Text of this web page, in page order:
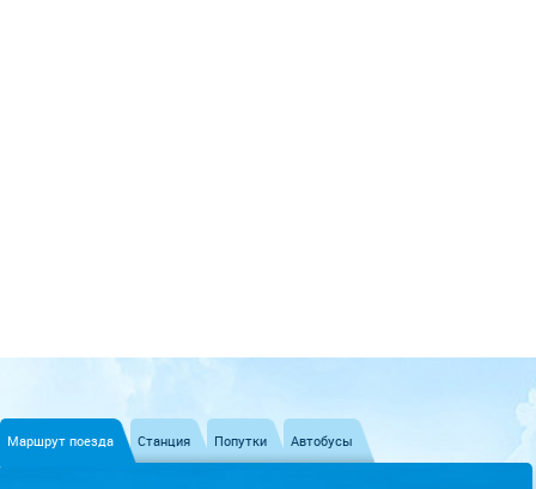
Маршрут поезда Станция Попутки Автобусы